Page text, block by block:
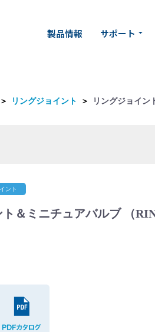
製品情報 サポート arrow_drop_down
＞ リングジョイント ＞ リングジョイン
ント
ト＆ミニチュアバルブ （